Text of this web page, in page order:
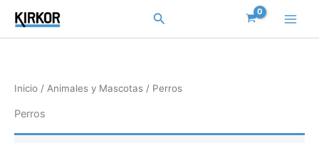
contenido
Buscar
Inicio / Animales y Mascotas / Perros
Perros